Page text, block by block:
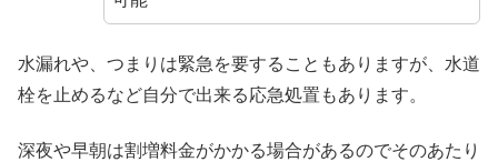
水漏れや、つまりは緊急を要することもありますが、水道
栓を止めるなど自分で出来る応急処置もあります。
深夜や早朝は割増料金がかかる場合があるのでそのあたり